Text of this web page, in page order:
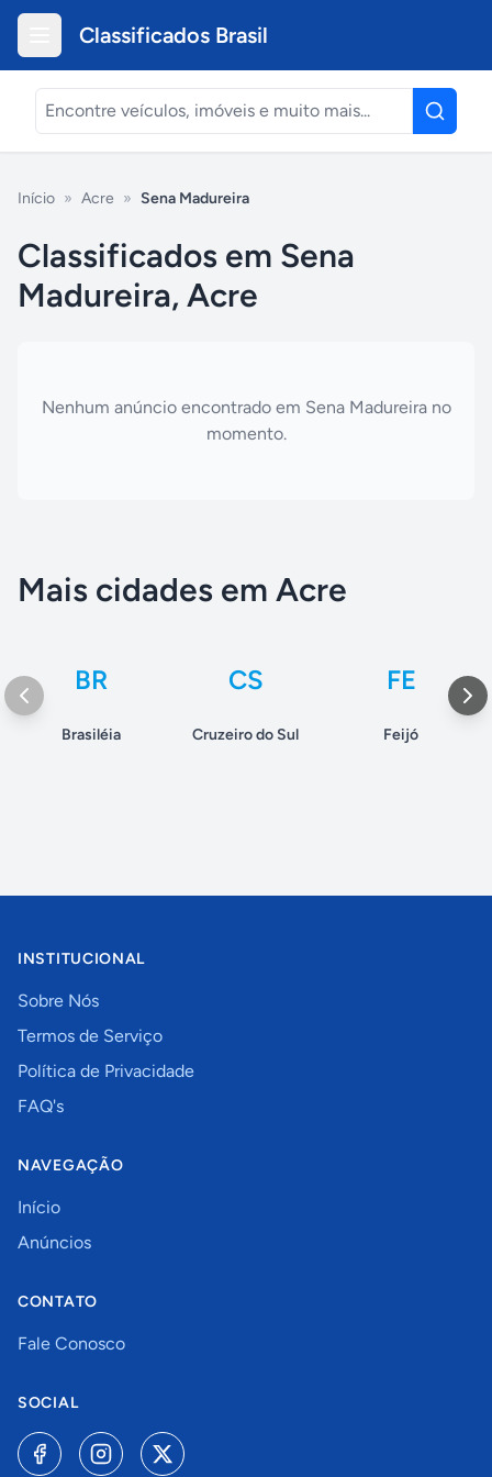
Classificados Brasil
Início » Acre » Sena Madureira
Classificados em Sena
Madureira, Acre
Nenhum anúncio encontrado em Sena Madureirano
momento.
Mais cidades em Acre
BR
Brasiléia
CS
Cruzeiro do Sul
FE
Feijó
INSTITUCIONAL
Sobre Nós
Termos de Serviço
Política de Privacidade
FAQ's
NAVEGAÇÃO
Início
Anúncios
CONTATO
Fale Conosco
SOCIAL